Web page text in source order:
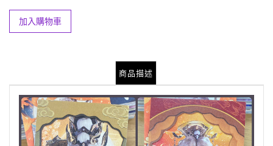
加入購物車
商品描述